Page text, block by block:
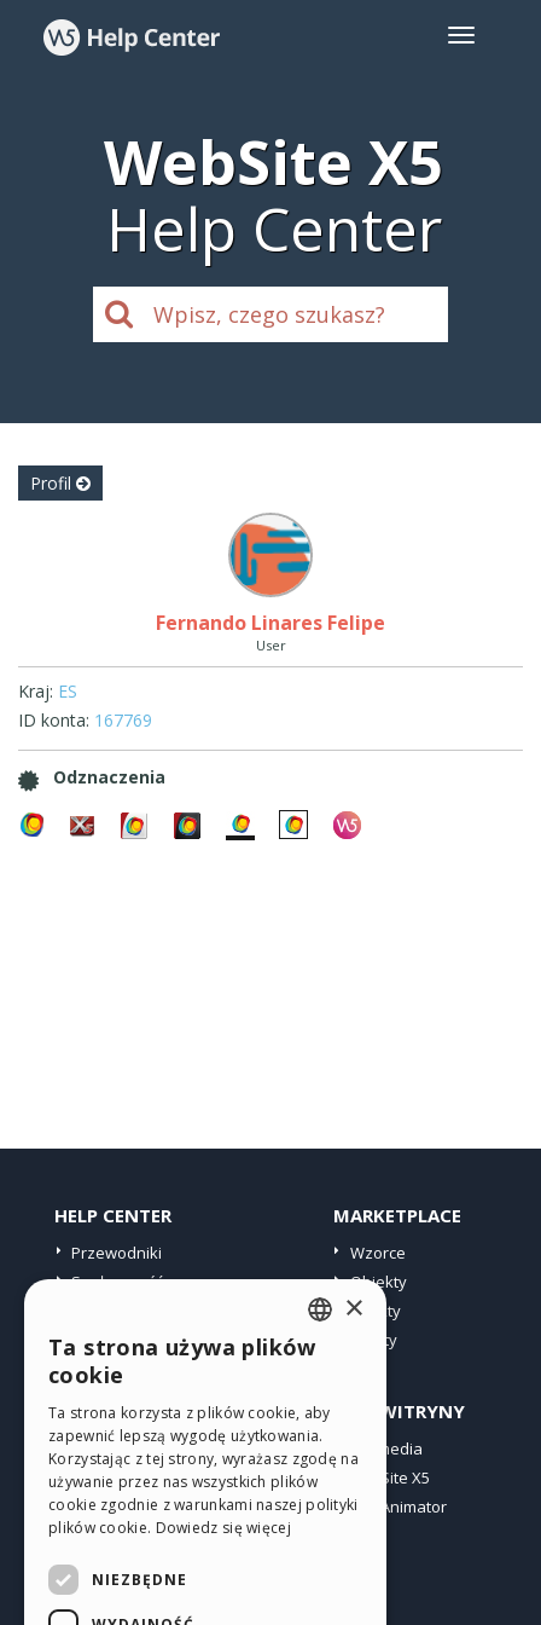
WebSite X5
Help Center
Profil
Fernando Linares Felipe
User
Kraj: ES
ID konta: 167769
Odznaczenia
HELP CENTER
Przewodniki
Społeczność
MARKETPLACE
Wzorce
Obiekty
Punkty
Oferty
PROFIL
Moje wpisy
Moje licencje
Pobieranie
Web hosting
INNE WITRYNY
Incomedia
WebSite X5
WebAnimator
ENGLISH
GERMAN
SPANISH
PORTUGUESE
×
Ta strona używa plików
cookie
Ta strona korzysta z plików cookie, aby
zapewnić lepszą wygodę użytkowania.
Korzystając z tej strony, wyrażasz zgodę na
używanie przez nas wszystkich plików
cookie zgodnie z warunkami naszej polityki
plików cookie. Dowiedz się więcej
NIEZBĘDNE